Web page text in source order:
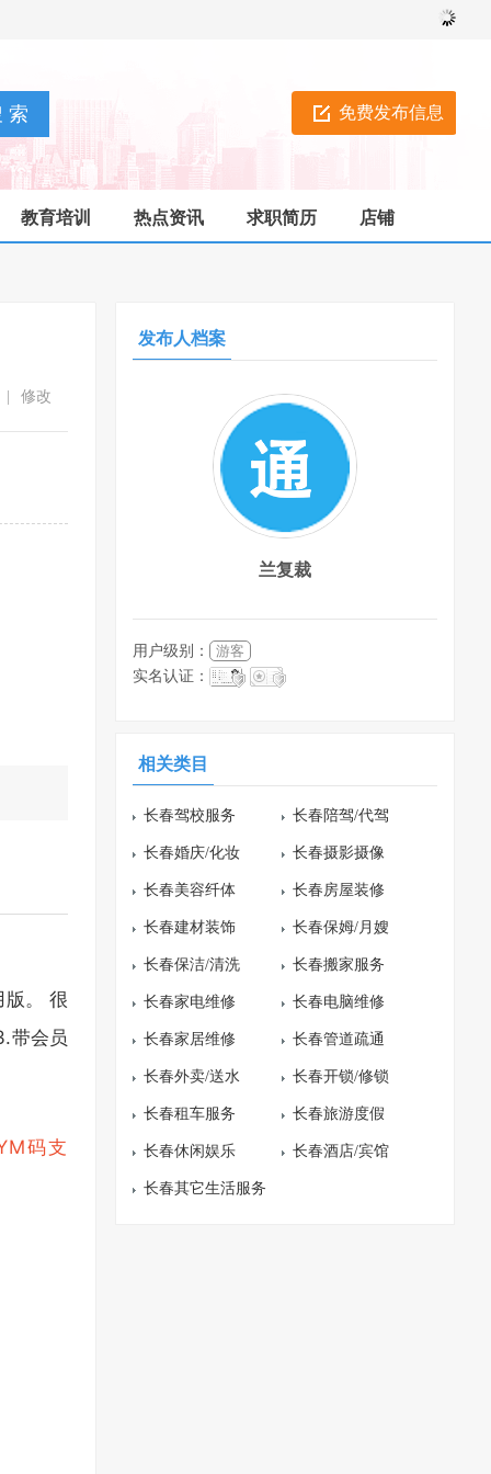
免费发布信息
教育培训 热点资讯 求职简历 店铺
修改
版。 很
带会员
码支
发布人档案
兰复裁
用户级别：
游客
实名认证：
相关类目
长春驾校服务 长春陪驾/代驾
长春婚庆/化妆 长春摄影摄像
长春美容纤体 长春房屋装修
长春建材装饰 长春保姆/月嫂
长春保洁/清洗 长春搬家服务
长春家电维修 长春电脑维修
长春家居维修 长春管道疏通
长春外卖/送水 长春开锁/修锁
长春租车服务 长春旅游度假
长春休闲娱乐 长春酒店/宾馆
长春其它生活服务